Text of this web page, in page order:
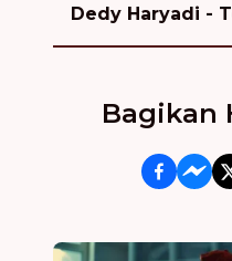
Dedy Haryadi -
Bagikan